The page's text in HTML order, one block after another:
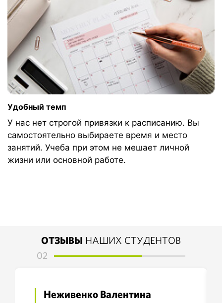
Удобный темп
У нас нет строгой привязки к расписанию. Вы
самостоятельно выбираете время и место
занятий. Учеба при этом не мешает личной
жизни или основной работе.
ОТЗЫВЫ НАШИХ СТУДЕНТОВ
02
Неживенко Валентина